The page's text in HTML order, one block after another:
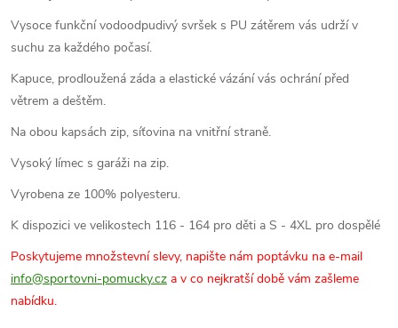
Vysoce funkční vodoodpudivý svršek s PU zátěrem vás udrží v
suchu za každého počasí.
Kapuce, prodloužená záda a elastické vázání vás ochrání před
větrem a deštěm.
Na obou kapsách zip, síťovina na vnitřní straně.
Vysoký límec s garáži na zip.
Vyrobena ze 100% polyesteru.
K dispozici ve velikostech 116 - 164 pro děti a S - 4XL pro dospělé
Poskytujeme množstevní slevy, napište nám poptávku na e-mail
info@sportovni-pomucky.cz a v co nejkratší době vám zašleme
nabídku.